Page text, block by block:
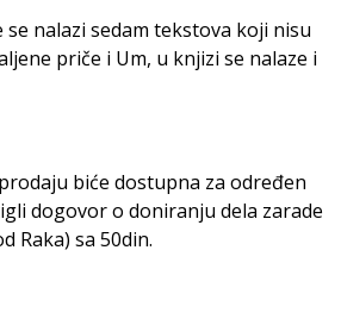
nalazi sedam tekstova koji nisu
priče i Um, u knjizi se nalaze i
biće dostupna za određen
dogovor o doniranju dela zarade
Raka) sa 50din.